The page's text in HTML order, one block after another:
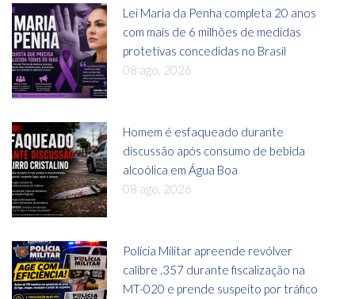
Lei Maria da Penha completa 20 anos
com mais de 6 milhões de medidas
protetivas concedidas no Brasil
08 ago, 2026
Homem é esfaqueado durante
discussão após consumo de bebida
alcoólica em Água Boa
08 ago, 2026
Polícia Militar apreende revólver
calibre .357 durante fiscalização na
MT-020 e prende suspeito por tráfico